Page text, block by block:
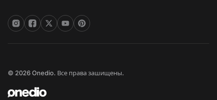
© 2026 Onedio. Все права зашищены.